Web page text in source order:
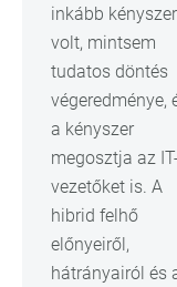
inkább kényszer
volt, mintsem
tudatos döntés
végeredménye,
a kényszer
megosztja az IT-
vezetőket is. A
hibrid felhő
előnyeiről,
hátrányairól és